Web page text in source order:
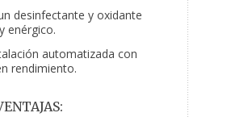
desinfectante y oxidante
enérgico.
automatizada con
rendimiento.